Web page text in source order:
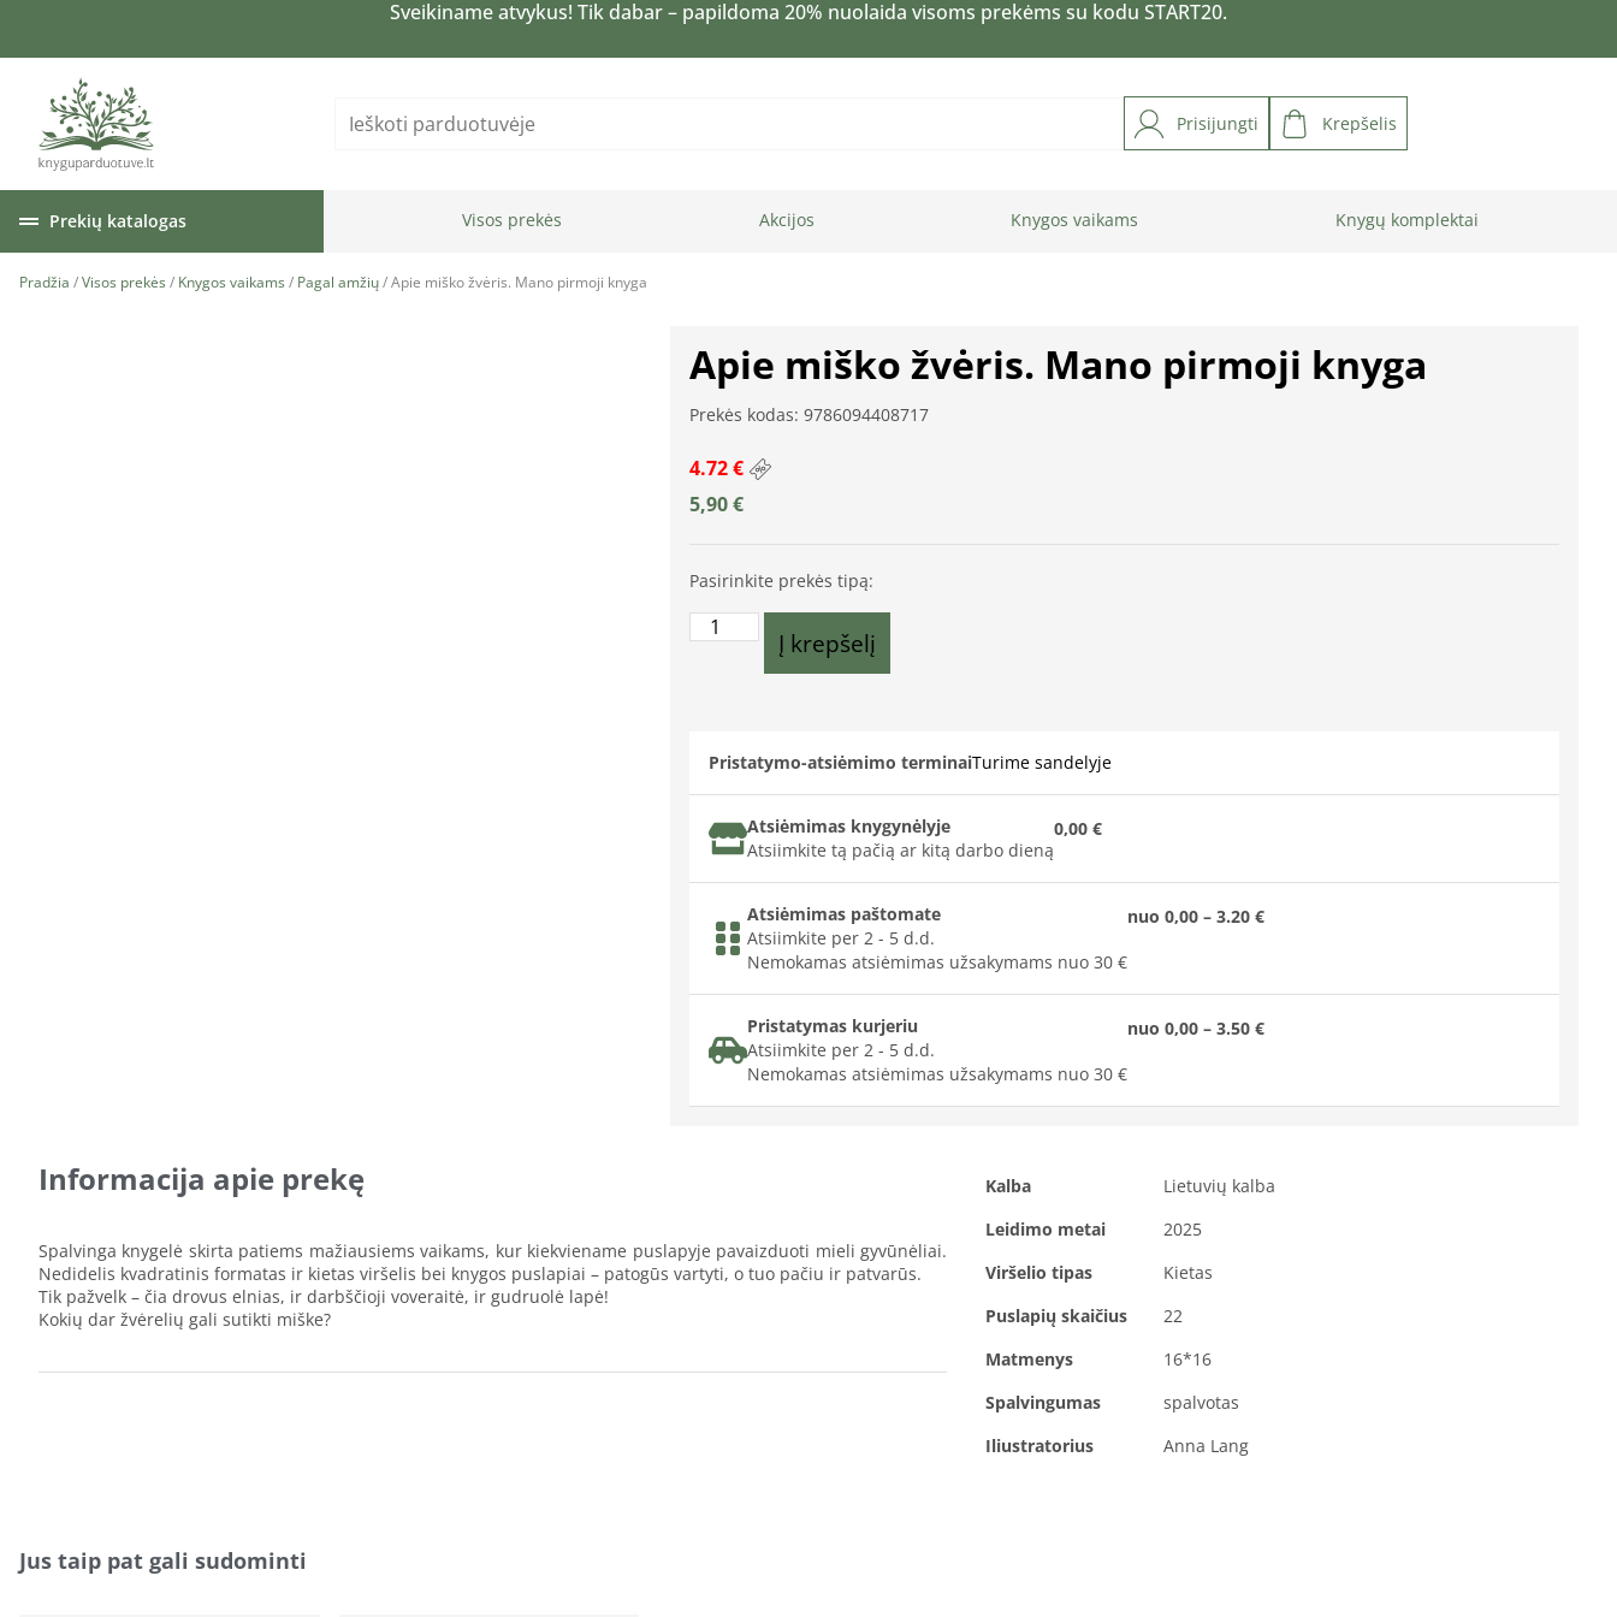
Sveikiname atvykus! Tik dabar – papildoma 20% nuolaida visoms prekėms su kodu START20.
Prisijungti Krepšelis
Prekių katalogas Visos prekės Akcijos Knygos vaikams Knygų komplektai
Pradžia /Visos prekės / Knygos vaikams / Pagal amžių/ Apie miško žvėris. Mano pirmoji knyga
Apie miško žvėris. Mano pirmoji knyga
Prekės kodas: 9786094408717
4.72 €
5,90€
Pasirinkite prekės tipą:
Į krepšelį
Pristatymo-atsiėmimo terminaiTurime sandelyje
Atsiėmimas knygynėlyje
Atsiimkite tą pačią ar kitą darbo dieną
0,00 €
Atsiėmimas paštomate
Atsiimkite per 2 - 5 d.d.
Nemokamas atsiėmimas užsakymams nuo 30 €
nuo 0,00 – 3.20 €
Pristatymas kurjeriu
Atsiimkite per 2 - 5 d.d.
Nemokamas atsiėmimas užsakymams nuo 30 €
nuo 0,00 – 3.50 €
Informacija apie prekę
Spalvinga knygelė skirta patiems mažiausiems vaikams, kur kiekviename puslapyje pavaizduoti mieli gyvūnėliai.
Nedidelis kvadratinis formatas ir kietas viršelis bei knygos puslapiai – patogūs vartyti, o tuo pačiu ir patvarūs.
Tik pažvelk – čia drovus elnias, ir darbščioji voveraitė, ir gudruolė lapė!
Kokių dar žvėrelių gali sutikti miške?
Kalba
Lietuvių kalba
Leidimo metai
2025
Viršelio tipas
Kietas
Puslapių skaičius
22
Matmenys
16*16
Spalvingumas
spalvotas
Iliustratorius
Anna Lang
Jus taip pat gali sudominti